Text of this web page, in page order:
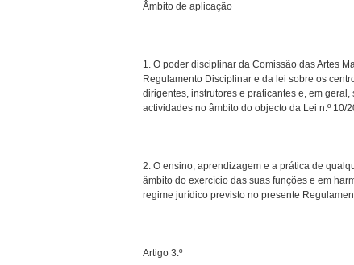
Âmbito de aplicação
1. O poder disciplinar da Comissão das Artes
Regulamento Disciplinar e da lei sobre os
dirigentes, instrutores e praticantes e, em
actividades no âmbito do objecto da Lei n.º
2. O ensino, aprendizagem e a prática de
âmbito do exercício das suas funções e em
regime jurídico previsto no presente
Artigo 3.º